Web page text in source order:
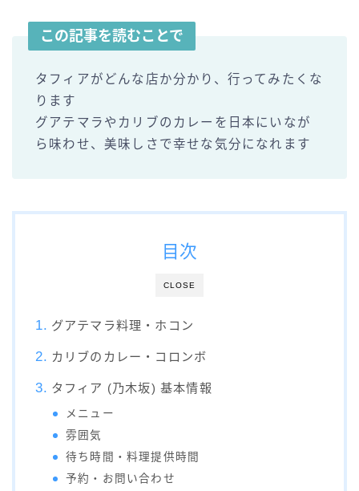
この記事を読むことで
タフィアがどんな店か分かり、行ってみたくな
ります
グアテマラやカリブのカレーを日本にいなが
ら味わせ、美味しさで幸せな気分になれます
CLOSE
目次
グアテマラ料理・ホコン
カリブのカレー・コロンボ
タフィア (乃木坂) 基本情報
メニュー
雰囲気
待ち時間・料理提供時間
予約・お問い合わせ